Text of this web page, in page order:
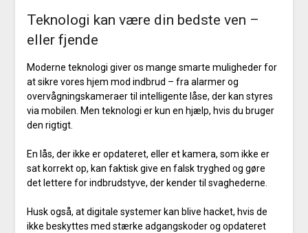
Teknologi kan være din bedste ven –
eller fjende
Moderne teknologi giver os mange smarte muligheder for
at sikre vores hjem mod indbrud – fra alarmer og
overvågningskameraer til intelligente låse, der kan styres
via mobilen. Men teknologi er kun en hjælp, hvis du bruger
den rigtigt.
En lås, der ikke er opdateret, eller et kamera, som ikke er
sat korrekt op, kan faktisk give en falsk tryghed og gøre
det lettere for indbrudstyve, der kender til svaghederne.
Husk også, at digitale systemer kan blive hacket, hvis de
ikke beskyttes med stærke adgangskoder og opdateret